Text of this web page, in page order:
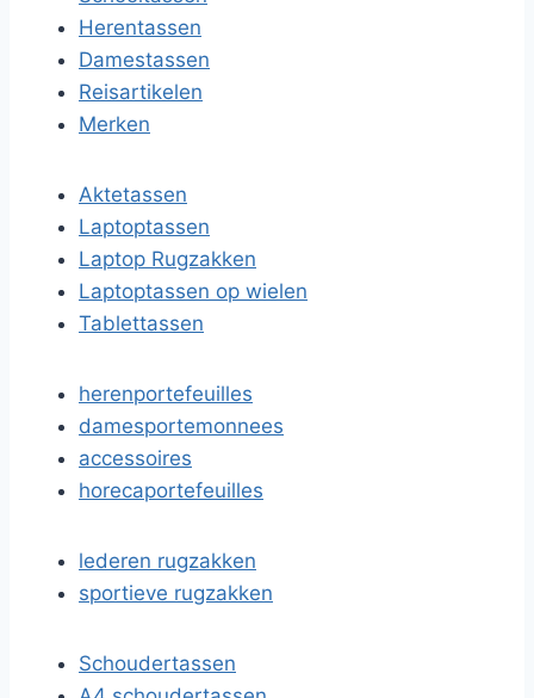
Herentassen
Damestassen
Reisartikelen
Merken
Aktetassen
Laptoptassen
Laptop Rugzakken
Laptoptassen op wielen
Tablettassen
herenportefeuilles
damesportemonnees
accessoires
horecaportefeuilles
lederen rugzakken
sportieve rugzakken
Schoudertassen